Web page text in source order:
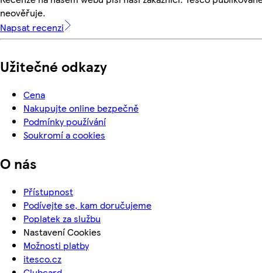
neověřuje.
Napsat recenzi
Užitečné odkazy
Cena
Nakupujte online bezpečně
Podmínky používání
Soukromí a cookies
O nás
Přístupnost
Podívejte se, kam doručujeme
Poplatek za službu
Nastavení Cookies
Možnosti platby
itesco.cz